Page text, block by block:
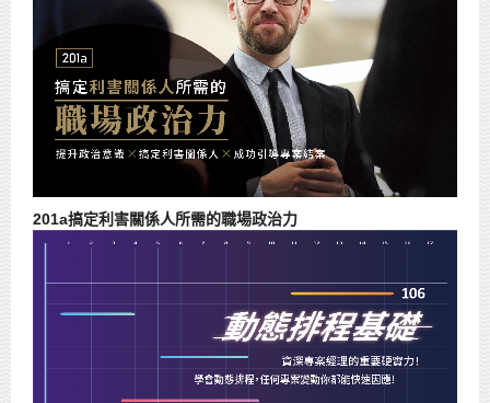
201a搞定利害關係人所需的職場政治力